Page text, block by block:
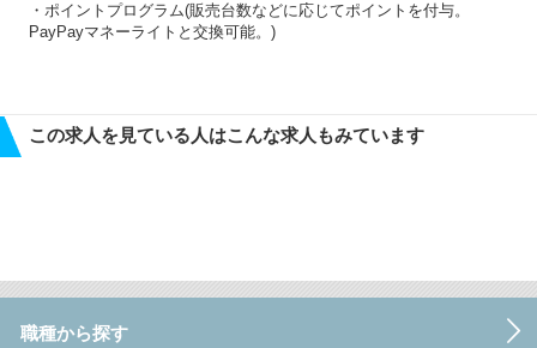
・ポイントプログラム(販売台数などに応じてポイントを付与。
PayPayマネーライトと交換可能。)
この求人を見ている人はこんな求人もみています
職種から探す